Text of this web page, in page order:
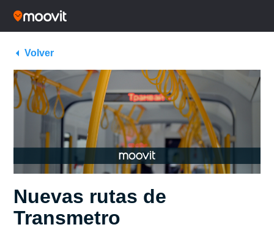
Volver
Nuevas rutas de
Transmetro